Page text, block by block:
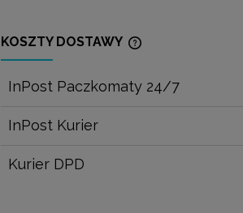
KOSZTY DOSTAWY
CENA NIE
InPost Paczkomaty 24/7
InPost Kurier
Kurier DPD